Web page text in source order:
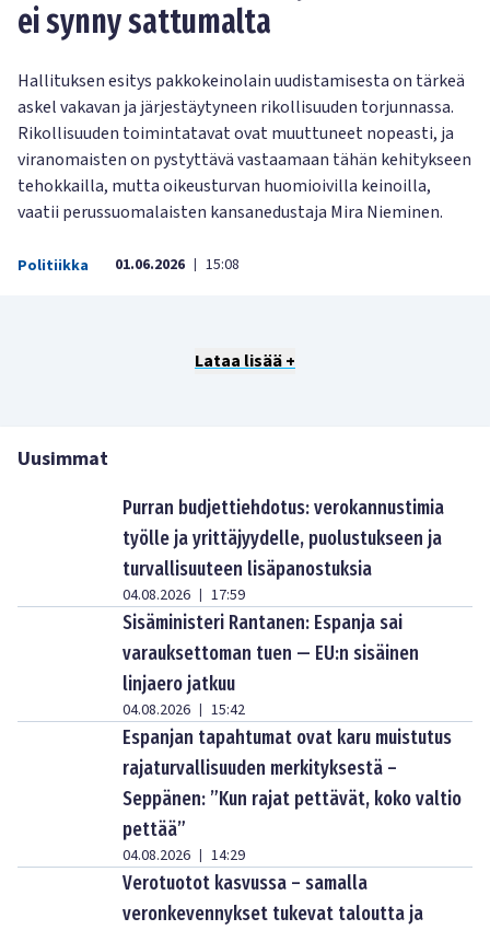
ei synny sattumalta
Hallituksen esitys pakkokeinolain uudistamisesta on tärkeä
askel vakavan ja järjestäytyneen rikollisuuden torjunnassa.
Rikollisuuden toimintatavat ovat muuttuneet nopeasti, ja
viranomaisten on pystyttävä vastaamaan tähän kehitykseen
tehokkailla, mutta oikeusturvan huomioivilla keinoilla,
vaatii perussuomalaisten kansanedustaja Mira Nieminen.
Politiikka 01.06.2026 | 15:08
Lataa lisää +
Uusimmat
Purran budjettiehdotus: verokannustimia
työlle ja yrittäjyydelle, puolustukseen ja
turvallisuuteen lisäpanostuksia
04.08.2026 | 17:59
Sisäministeri Rantanen: Espanja sai
varauksettoman tuen — EU:n sisäinen
linjaero jatkuu
04.08.2026 | 15:42
Espanjan tapahtumat ovat karu muistutus
rajaturvallisuuden merkityksestä –
Seppänen: ”Kun rajat pettävät, koko valtio
pettää”
04.08.2026 | 14:29
Verotuotot kasvussa – samalla
veronkevennykset tukevat taloutta ja